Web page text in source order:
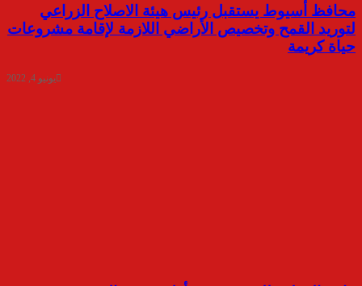
محافظ أسيوط يستقبل رئيس هيئة الاصلاح الزراعي
لتوريد القمح وتخصيص الأراضي اللازمة لإقامة مشروعات
حياة كريمة
يونيو 4, 2022